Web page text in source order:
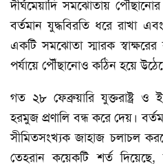
দীর্ঘমেয়াদি সমঝোতায়
বর্তমান যুদ্ধবিরতি ধরে রাখা
একটি সমঝোতা স্মারক
পর্যায়ে পৌঁছানোও কঠিন হয়ে
গত ২৮ ফেব্রুয়ারি যুক্তরাষ্ট্র ও
হরমুজ প্রণালি বন্ধ করে দেয়।
সীমিতসংখ্যক জাহাজ চলাচল
তেহরান কয়েকটি শর্ত